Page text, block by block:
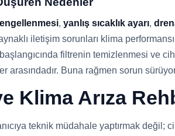
engellenmesi, yanlış sıcaklık ayarı,
iletişim sorunları klima
filtrenin temizlenmesi ve
arasındadır. Buna rağmen sorun
Klima Arıza
teknik müdahale yaptırmak değil;